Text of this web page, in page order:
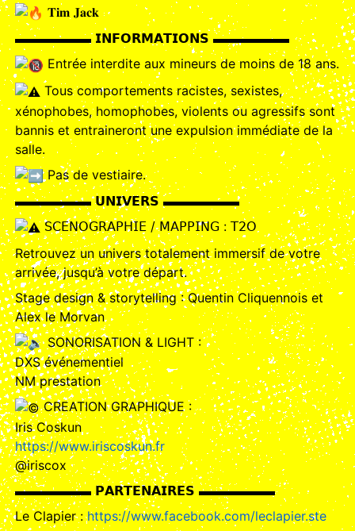
𝐓𝐢𝐦 𝐉𝐚𝐜𝐤
▬▬▬▬▬▬ 𝗜𝗡𝗙𝗢𝗥𝗠𝗔𝗧𝗜𝗢𝗡𝗦 ▬▬▬▬▬▬
Entrée interdite aux mineurs de moins de 18 ans.
Tous comportements racistes, sexistes,
xénophobes, homophobes, violents ou agressifs sont
bannis et entraineront une expulsion immédiate de la
salle.
Pas de vestiaire.
▬▬▬▬▬▬ 𝗨𝗡𝗜𝗩𝗘𝗥𝗦 ▬▬▬▬▬▬
𝖲𝖢𝖤𝖭𝖮𝖦𝖱𝖠𝖯𝖧𝖨𝖤 / 𝖬𝖠𝖯𝖯𝖨𝖭𝖦 : 𝖳𝟤𝖮
Retrouvez un univers totalement immersif de votre
arrivée, jusqu’à votre départ.
Stage design & storytelling : Quentin Cliquennois et
Alex le Morvan
SONORISATION & LIGHT :
DXS événementiel
NM prestation
CREATION GRAPHIQUE :
Iris Coskun
https://www.iriscoskun.fr
@iriscox
▬▬▬▬▬▬ 𝗣𝗔𝗥𝗧𝗘𝗡𝗔𝗜𝗥𝗘𝗦 ▬▬▬▬▬▬
Le Clapier :https://www.facebook.com/leclapier.ste